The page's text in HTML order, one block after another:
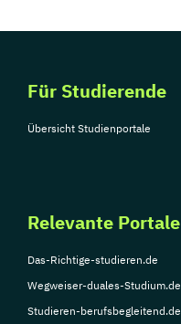
Für Studierende
Übersicht Studienportale
Relevante Portale
Das-Richtige-studieren.de
Wegweiser-duales-Studium.de
Studieren-berufsbegleitend.de